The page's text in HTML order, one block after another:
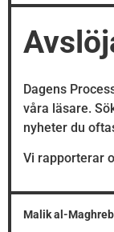
Dagens
våra läsare.
nyheter du
Vi rapporterar
Malik al-